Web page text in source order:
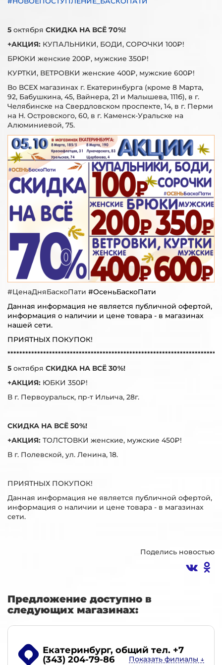
5 октября СКИДКА НА ВСЁ 70%!
+АКЦИЯ: КУПАЛЬНИКИ, БОДИ, СОРОЧКИ 100₽!
БРЮКИ женские 200₽, мужские 350₽!
КУРТКИ, ВЕТРОВКИ женские 400₽, мужские 600₽!
Во ВСЕХ магазинах г. Екатеринбурга (кроме 8 Марта,
92, Бабушкина, 45, Вайнера, 21 и Малышева, 111б), в г.
Челябинске на Свердловском проспекте, 14, в г. Перми
на Н. Островского, 60, в г. Каменск-Уральске на
Алюминиевой, 75.
#ЦенаДняБаскоПати #ОсеньБаскоПати
Данная информация не является публичной офертой,
информация о наличии и цене товара - в магазинах
нашей сети.
ПРИЯТНЫХ ПОКУПОК!
5 октября СКИДКА НА ВСЁ 30%!
+АКЦИЯ: ЮБКИ 350₽!
В г. Первоуральск, пр-т Ильича, 28г.
СКИДКА НА ВСЁ 50%!
+АКЦИЯ: ТОЛСТОВКИ женские, мужские 450₽!
В г. Полевской, ул. Ленина, 18.
ПРИЯТНЫХ ПОКУПОК!
Данная информация не является публичной офертой,
информация о наличии и цене товара - в магазинах
сети.
Поделись новостью
Предложение доступно в
следующих магазинах:
Екатеринбург, общий тел. +7
(343) 204-79-86